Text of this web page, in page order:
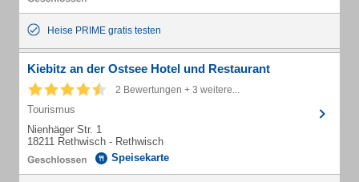
Heise PRIME gratis testen
Kiebitz an der Ostsee Hotel und Restaurant
2 Bewertungen + 3 weitere...
Tourismus
Nienhäger Str. 1
18211 Rethwisch - Rethwisch
Speisekarte